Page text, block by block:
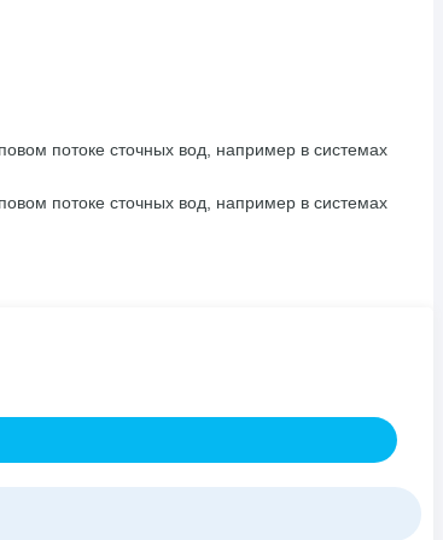
потоке сточных вод, например в системах
потоке сточных вод, например в системах